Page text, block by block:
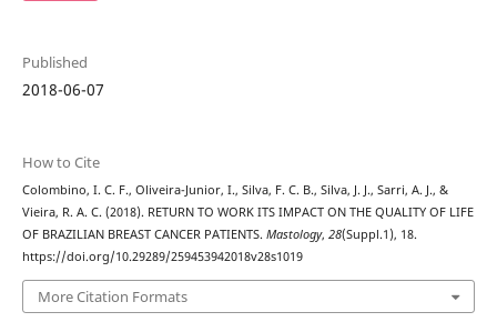
Published
2018-06-07
How to Cite
Colombino, I. C. F., Oliveira-Junior, I., Silva, F. C. B., Silva, J. J., Sarri, A. J., &
Vieira, R. A. C. (2018). RETURN TO WORK ITS IMPACT ON THE QUALITY OF LIFE
OF BRAZILIAN BREAST CANCER PATIENTS. Mastology, 28(Suppl.1), 18.
https://doi.org/10.29289/259453942018v28s1019
More Citation Formats